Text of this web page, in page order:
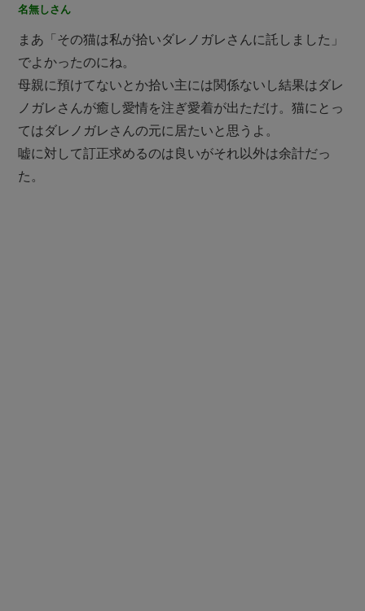
名無しさん
まあ「その猫は私が拾いダレノガレさんに託しました」
でよかったのにね。
母親に預けてないとか拾い主には関係ないし結果はダレ
ノガレさんが癒し愛情を注ぎ愛着が出ただけ。猫にとっ
てはダレノガレさんの元に居たいと思うよ。
嘘に対して訂正求めるのは良いがそれ以外は余計だっ
た。